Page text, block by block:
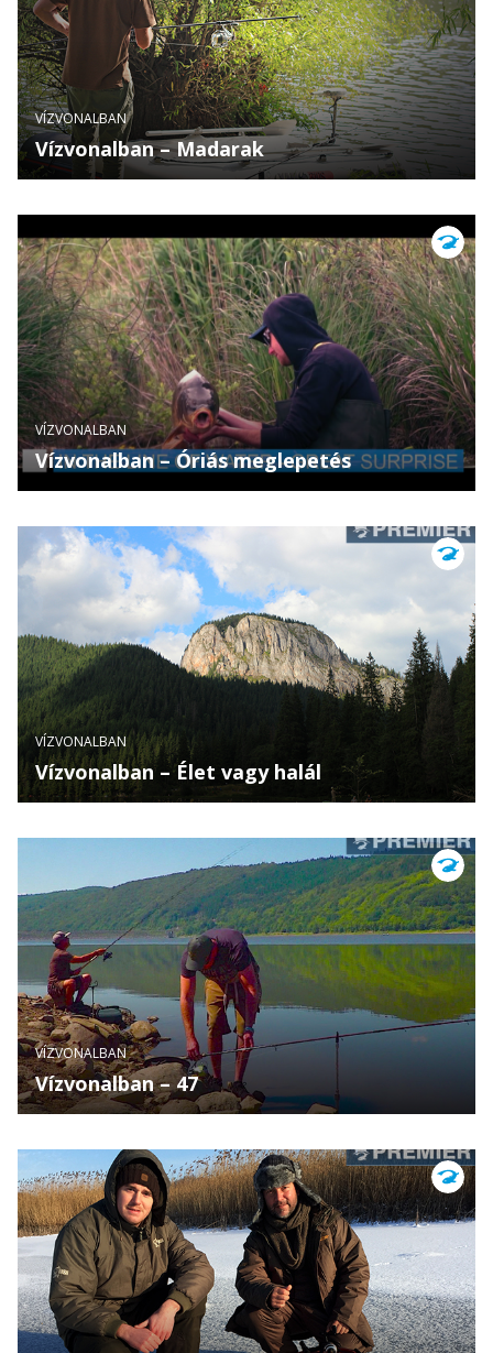
VÍZVONALBAN
Vízvonalban – Madarak
VÍZVONALBAN
Vízvonalban – Óriás meglepetés
VÍZVONALBAN
Vízvonalban – Élet vagy halál
VÍZVONALBAN
Vízvonalban – 47